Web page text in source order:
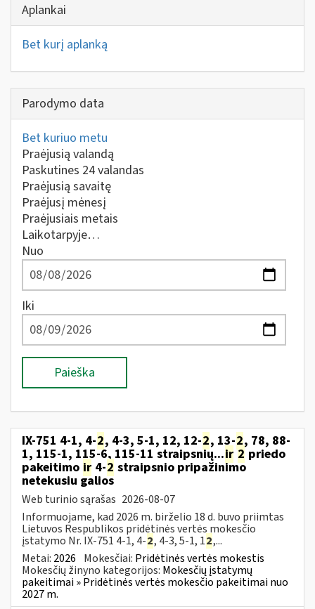
Aplankai
Bet kurį aplanką
Parodymo data
Bet kuriuo metu
Praėjusią valandą
Paskutines 24 valandas
Praėjusią savaitę
Praėjusį mėnesį
Praėjusiais metais
Laikotarpyje…
Nuo
Iki
Paieška
IX-751 4-1, 4-2, 4-3, 5-1, 12, 12-2, 13-2, 78, 88-
1, 115-1, 115-6, 115-11 straipsnių...ir 2 priedo
pakeitimo ir 4-2 straipsnio pripažinimo
netekusiu galios
Web turinio sąrašas 2026-08-07
Informuojame, kad 2026 m. birželio 18 d. buvo priimtas
Lietuvos Respublikos pridėtinės vertės mokesčio
įstatymo Nr. IX-751 4-1, 4-2, 4-3, 5-1, 12,...
Metai: 2026 Mokesčiai: Pridėtinės vertės mokestis
Mokesčių žinyno kategorijos: Mokesčių įstatymų
pakeitimai » Pridėtinės vertės mokesčio pakeitimai nuo
2027 m.